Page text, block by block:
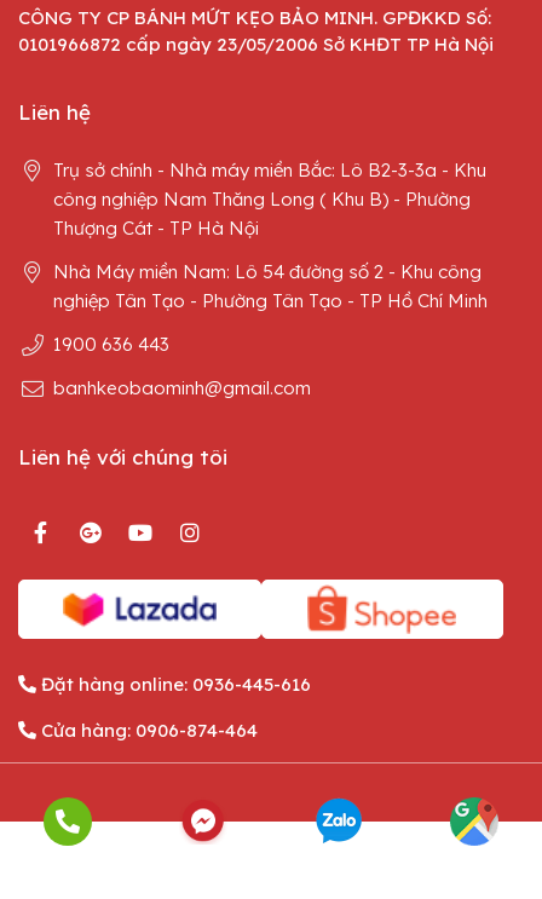
CÔNG TY CP BÁNH MỨT KẸO BẢO MINH. GPĐKKD Số:
0101966872 cấp ngày 23/05/2006 Sở KHĐT TP Hà Nội
Liên hệ
Trụ sở chính - Nhà máy miền Bắc: Lô B2-3-3a - Khu
công nghiệp Nam Thăng Long ( Khu B) - Phường
Thượng Cát - TP Hà Nội
Nhà Máy miền Nam: Lô 54 đường số 2 - Khu công
nghiệp Tân Tạo - Phường Tân Tạo - TP Hồ Chí Minh
1900 636 443
banhkeobaominh@gmail.com
Liên hệ với chúng tôi
Đặt hàng online: 0936-445-616
Cửa hàng: 0906-874-464
English Tiếng Việt